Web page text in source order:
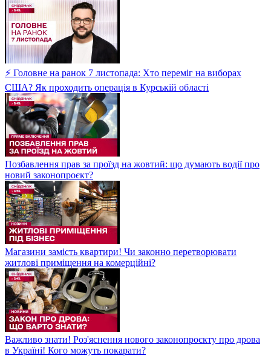
⚡ Головне на ранок 7 листопада: Хто переміг на виборах
США? Як проходить операція в Курській області
Позбавлення прав за проїзд на жовтий: що думають водії про
новий законопроєкт?
Магазини замість квартири! Чи законно перетворювати
житлові приміщення на комерційні?
Важливо знати! Роз'яснення нового законопроєкту про дрова
в Україні! Кого можуть покарати?